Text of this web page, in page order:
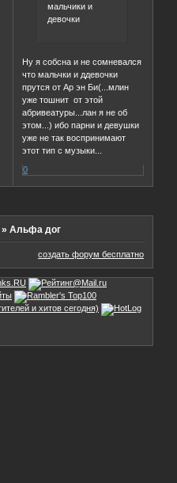
мальчики и
девочки
Ну я собсна и не сомневался
что мальчки и ддевочки
прутся от Ар эн Би(...млин
уже тошнит от этой
абривеатуры...лан я не об
этом...) ибо парни и девушки
уже не так воспринимают
этот тип с музыки...
0
»Альфа дог
создать форум бесплатно